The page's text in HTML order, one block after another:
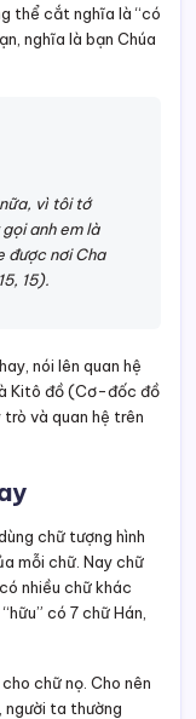
thể cắt nghĩa là “có
nghĩa là bạn Chúa
vì tôi tớ
anh em là
được nơi Cha
15).
nói lên quan hệ
Kitô đồ (Cơ-đốc đồ
và quan hệ trên
chữ tượng hình
mỗi chữ. Nay chữ
nhiều chữ khác
có 7 chữ Hán,
chữ nọ. Cho nên
người ta thường